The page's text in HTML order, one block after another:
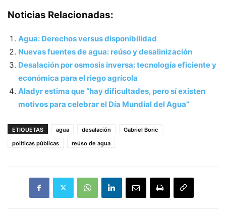
Noticias Relacionadas:
Agua: Derechos versus disponibilidad
Nuevas fuentes de agua: reúso y desalinización
Desalación por osmosis inversa: tecnología eficiente y
económica para el riego agrícola
Aladyr estima que “hay dificultades, pero sí existen
motivos para celebrar el Día Mundial del Agua”
ETIQUETAS agua desalación
Gabriel Boric
políticas públicas
reúso de agua